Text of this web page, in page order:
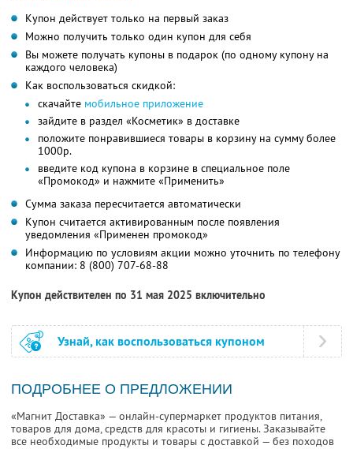
Купон действует только на первый заказ
Можно получить только один купон для себя
Вы можете получать купоны в подарок (по одному купону на
каждого человека)
Как воспользоваться скидкой:
скачайте мобильное приложение
зайдите в раздел «Косметик» в доставке
положите понравившиеся товары в корзину на сумму более
1000р.
введите код купона в корзине в специальное поле
«Промокод» и нажмите «Применить»
Сумма заказа пересчитается автоматически
Купон считается активированным после появления
уведомления «Применен промокод»
Информацию по условиям акции можно уточнить по телефону
компании: 8 (800) 707-68-88
Купон действителен по 31 мая 2025 включительно
Узнай, как воспользоваться купоном
ПОДРОБНЕЕ О ПРЕДЛОЖЕНИИ
«Магнит Доставка» — онлайн-супермаркет продуктов питания,
товаров для дома, средств для красоты и гигиены. Заказывайте
все необходимые продукты и товары с доставкой — без походов